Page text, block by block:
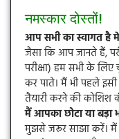
नमस्कार दोस्तों!
आप सभी का स्वागत है
जैसा कि आप जानते हैं,
परीक्षा) हम सभी के लिए
कर पाते। मैं भी पहले
तैयारी करने की कोशिश
मैं आपका छोटा या बड़ा
मुझसे जरूर साझा करें।